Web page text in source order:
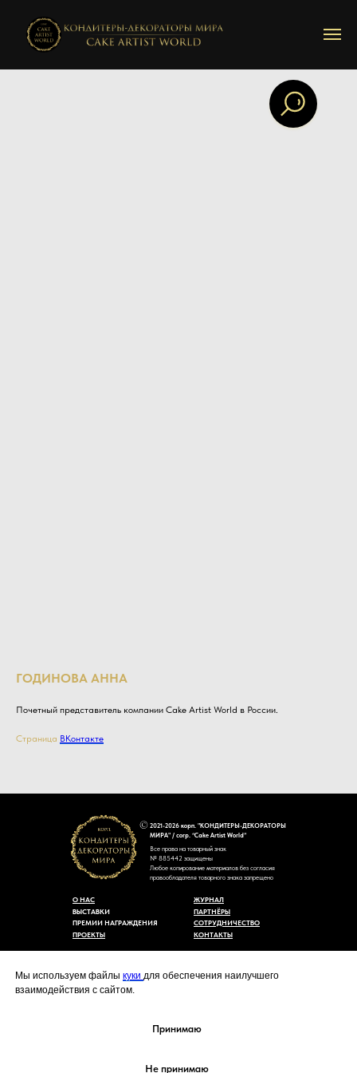
Мы используем файлы куки для обеспечения наилучшего
взаимодействия с сайтом.
Принимаю
Не принимаю
ГОДИНОВА АННА
Почетный представитель компании Cake Artist World в России.
Страница ВКонтакте
2021-2026 корп. "КОНДИТЕРЫ-ДЕКОРАТОРЫ
МИРА" / corp. “Cake Artist World”
Все права на товарный знак
№ 885442 защищены
Любое копирование материалов без согласия
правообладателя товарного знака запрещено
cakeartistworld@mail.ru
КОНТАКТЫ
СОТРУДНИЧЕСТВО
ЖУРНАЛ
ПАРТНЁРЫ
ПРЕМИИ НАГРАЖДЕНИЯ
ПРОЕКТЫ
ВЫСТАВКИ
О НАС
Политика конфиденциальности
Согласие на обработку персональных данных